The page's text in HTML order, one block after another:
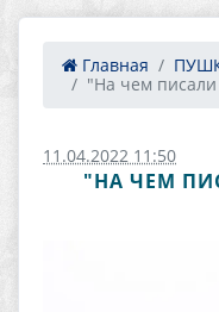
Главная
"На чем
11.04.2022 11:50
"НА ЧЕМ